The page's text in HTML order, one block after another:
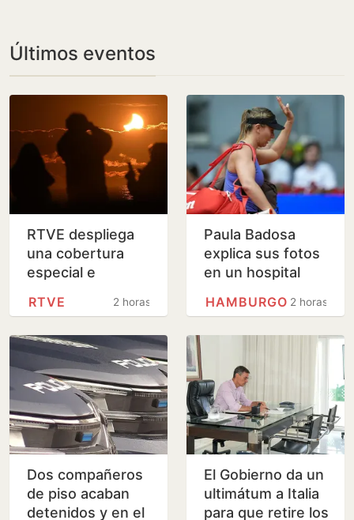
Últimos eventos
RTVE despliega
una cobertura
especial e
seguir el eclipse
agosto
2 horas
RTVE
Paula Badosa
explica sus fotos
en un hospital
2 horas
HAMBURGO
Dos compañeros
de piso acaban
detenidos y en el
El Gobierno da un
ultimátum a Italia
para que retire los